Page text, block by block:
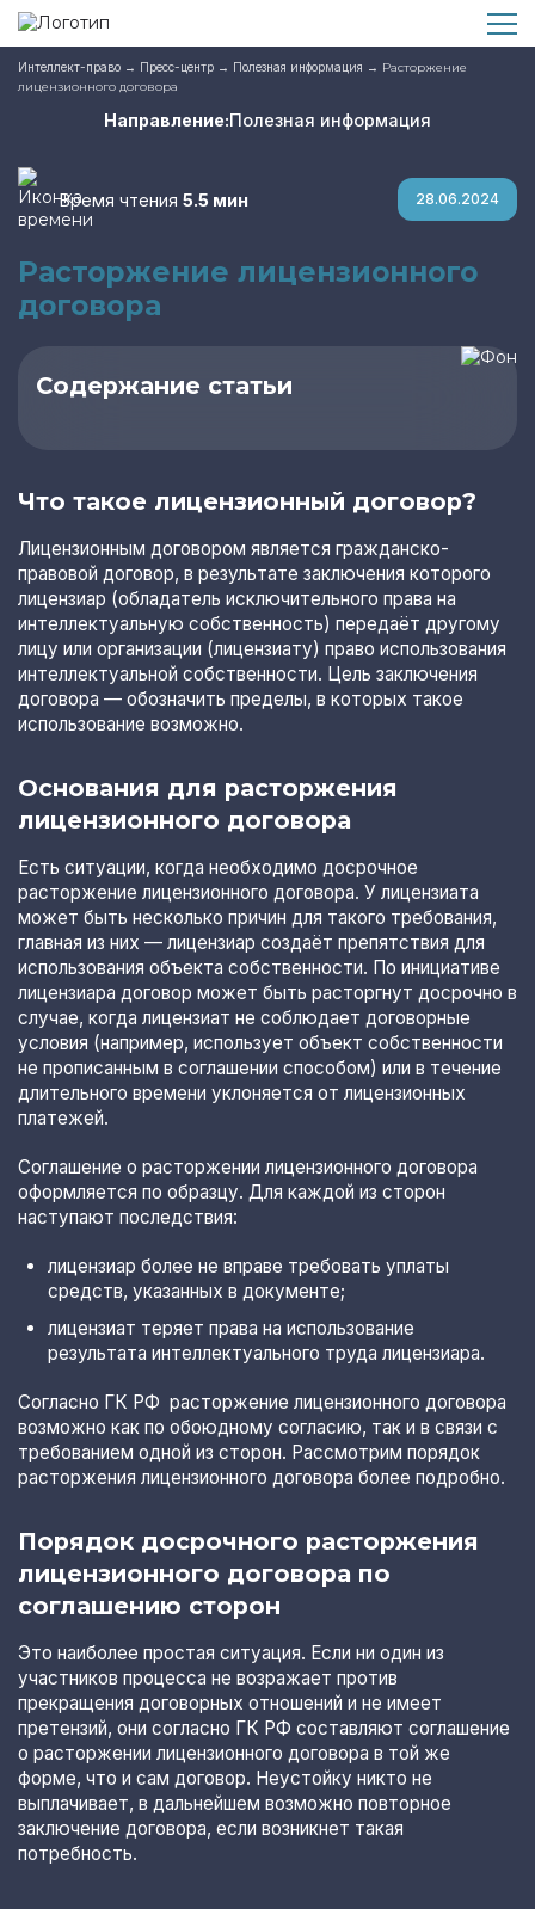
Интеллект-право → Пресс-центр → Полезная информация → Расторжение
лицензионного договора
Направление:Полезная информация
Время чтения 5.5 мин 28.06.2024
Расторжение лицензионного
договора
Содержание статьи
Что такое лицензионный договор?
Лицензионным договором является гражданско-
правовой договор, в результате заключения которого
лицензиар (обладатель исключительного права на
интеллектуальную собственность) передаёт другому
лицу или организации (лицензиату) право использования
интеллектуальной собственности. Цель заключения
договора — обозначить пределы, в которых такое
использование возможно.
Основания для расторжения
лицензионного договора
Есть ситуации, когда необходимо досрочное
расторжение лицензионного договора. У лицензиата
может быть несколько причин для такого требования,
главная из них — лицензиар создаёт препятствия для
использования объекта собственности. По инициативе
лицензиара договор может быть расторгнут досрочно в
случае, когда лицензиат не соблюдает договорные
условия (например, использует объект собственности
не прописанным в соглашении способом) или в течение
длительного времени уклоняется от лицензионных
платежей.
Соглашение о расторжении лицензионного договора
оформляется по образцу. Для каждой из сторон
наступают последствия:
лицензиар более не вправе требовать уплаты
средств, указанных в документе;
лицензиат теряет права на использование
результата интеллектуального труда лицензиара.
Согласно ГК РФ расторжение лицензионного договора
возможно как по обоюдному согласию, так и в связи с
требованием одной из сторон. Рассмотрим порядок
расторжения лицензионного договора более подробно.
Порядок досрочного расторжения
лицензионного договора по
соглашению сторон
Это наиболее простая ситуация. Если ни один из
участников процесса не возражает против
прекращения договорных отношений и не имеет
претензий, они согласно ГК РФ составляют соглашение
о расторжении лицензионного договора в той же
форме, что и сам договор. Неустойку никто не
выплачивает, в дальнейшем возможно повторное
заключение договора, если возникнет такая
потребность.